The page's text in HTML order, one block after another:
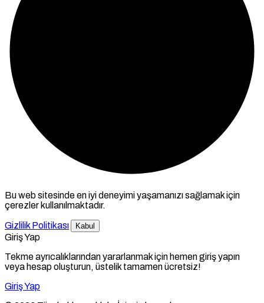
Bu web sitesinde en iyi deneyimi yaşamanızı sağlamak için
çerezler kullanılmaktadır.
Gizlilik Politikası
Kabul
Giriş Yap
Tekme ayrıcalıklarından yararlanmak için hemen giriş yapın
veya hesap oluşturun, üstelik tamamen ücretsiz!
Giriş Yap